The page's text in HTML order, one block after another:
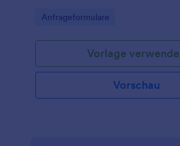
Go to Category:
Anfrageformulare
Vorlage
Vorschau